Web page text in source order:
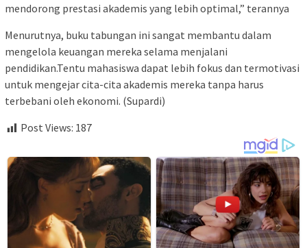
mendorong prestasi akademis yang lebih optimal,” terannya
Menurutnya, buku tabungan ini sangat membantu dalam
mengelola keuangan mereka selama menjalani
pendidikan.Tentu mahasiswa dapat lebih fokus dan termotivasi
untuk mengejar cita-cita akademis mereka tanpa harus
terbebani oleh ekonomi. (Supardi)
Post Views: 187